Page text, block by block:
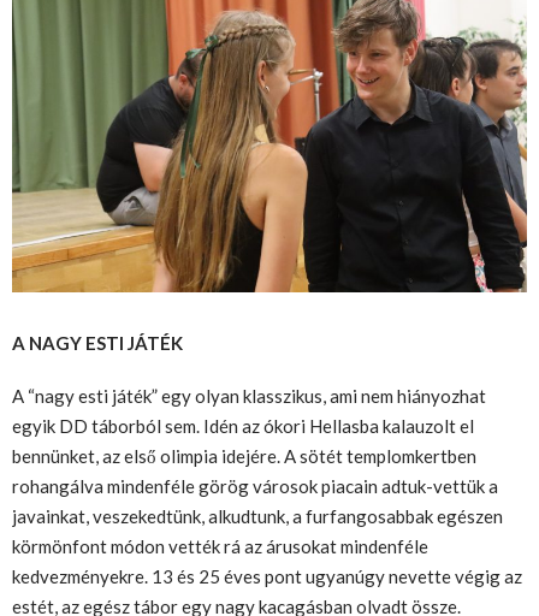
A NAGY ESTI JÁTÉK
A “nagy esti játék” egy olyan klasszikus, ami nem hiányozhat
egyik DD táborból sem. Idén az ókori Hellasba kalauzolt el
bennünket, az első olimpia idejére. A sötét templomkertben
rohangálva mindenféle görög városok piacain adtuk-vettük a
javainkat, veszekedtünk, alkudtunk, a furfangosabbak egészen
körmönfont módon vették rá az árusokat mindenféle
kedvezményekre. 13 és 25 éves pont ugyanúgy nevette végig az
estét, az egész tábor egy nagy kacagásban olvadt össze.